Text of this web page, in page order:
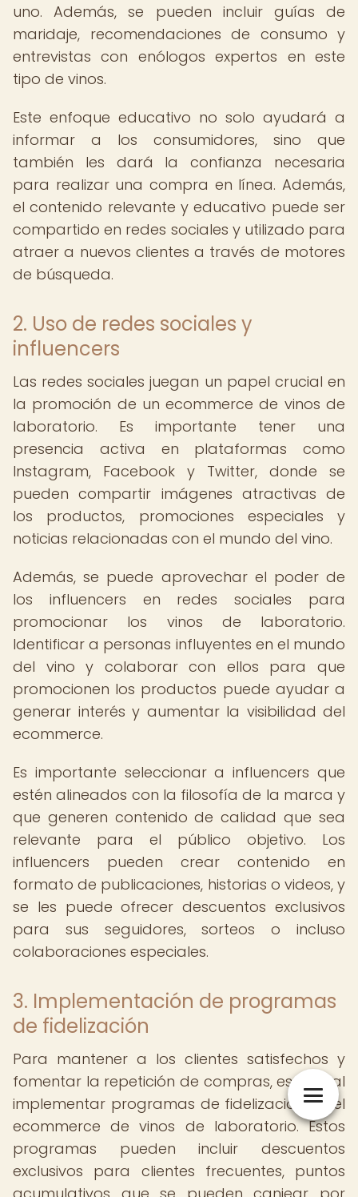
uno. Además, se pueden incluir guías de
maridaje, recomendaciones de consumo y
entrevistas con enólogos expertos en este
tipo de vinos.
Este enfoque educativo no solo ayudará a
informar a los consumidores, sino que
también les dará la confianza necesaria
para realizar una compra en línea. Además,
el contenido relevante y educativo puede ser
compartido en redes sociales y utilizado para
atraer a nuevos clientes a través de motores
de búsqueda.
2. Uso de redes sociales y
influencers
Las redes sociales juegan un papel crucial en
la promoción de un ecommerce de vinos de
laboratorio. Es importante tener una
presencia activa en plataformas como
Instagram, Facebook y Twitter, donde se
pueden compartir imágenes atractivas de
los productos, promociones especiales y
noticias relacionadas con el mundo del vino.
Además, se puede aprovechar el poder de
los influencers en redes sociales para
promocionar los vinos de laboratorio.
Identificar a personas influyentes en el mundo
del vino y colaborar con ellos para que
promocionen los productos puede ayudar a
generar interés y aumentar la visibilidad del
ecommerce.
Es importante seleccionar a influencers que
estén alineados con la filosofía de la marca y
que generen contenido de calidad que sea
relevante para el público objetivo. Los
influencers pueden crear contenido en
formato de publicaciones, historias o videos, y
se les puede ofrecer descuentos exclusivos
para sus seguidores, sorteos o incluso
colaboraciones especiales.
3. Implementación de programas
de fidelización
Para mantener a los clientes satisfechos y
fomentar la repetición de compras, es crucial
implementar programas de fidelización en el
ecommerce de vinos de laboratorio. Estos
programas pueden incluir descuentos
exclusivos para clientes frecuentes, puntos